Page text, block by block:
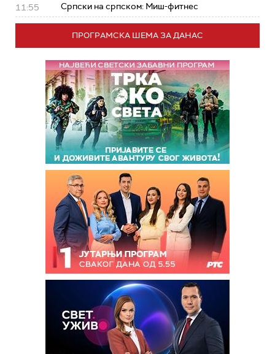
11:55 Српски на српском: Миш-фитнес
ПРОГРАМСКА ШЕМА ЗА ДАНАС